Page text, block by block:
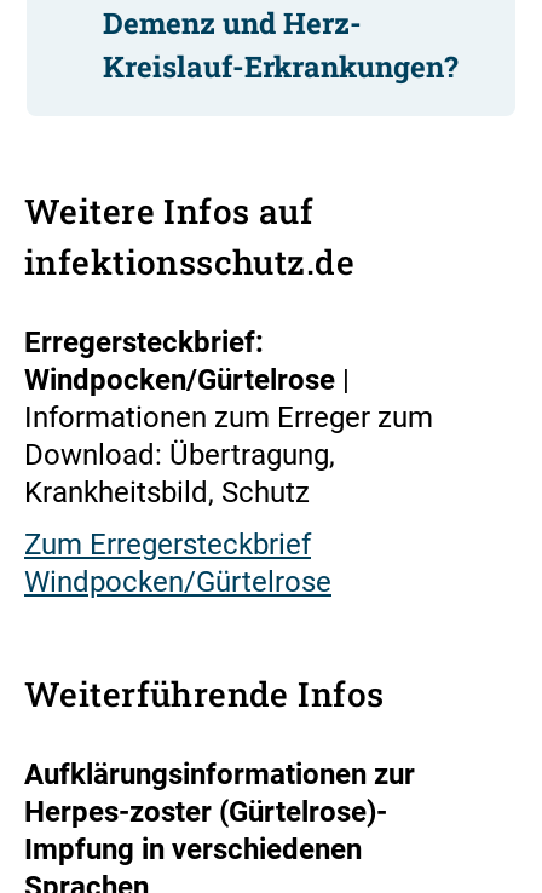
Demenz und Herz-
Kreislauf-Erkrankungen?
Weitere Infos auf
infektionsschutz.de
Erregersteckbrief:
Windpocken/Gürtelrose |
Informationen zum Erreger zum
Download: Übertragung,
Krankheitsbild, Schutz
Zum Erregersteckbrief
Windpocken/Gürtelrose
Weiterführende Infos
Aufklärungsinformationen zur
Herpes-zoster (Gürtelrose)-
Impfung in verschiedenen